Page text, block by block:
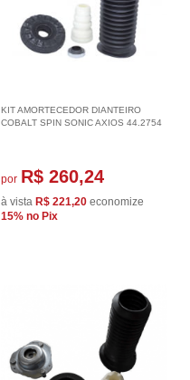
KIT AMORTECEDOR DIANTEIRO
COBALT SPIN SONIC AXIOS 44.2754
por R$ 260,24
à vista R$ 221,20 economize
15% no Pix